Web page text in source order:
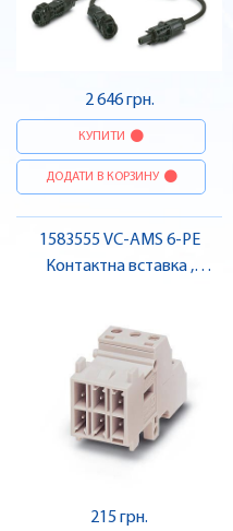
2 646 грн.
КУПИТИ
ДОДАТИ В КОРЗИНУ
1583555 VC-AMS 6-PE
Контактна вставка ,
215 грн.